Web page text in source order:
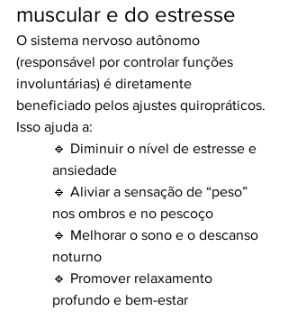
muscular e do estresse
O sistema nervoso autônomo
(responsável por controlar funções
involuntárias) é diretamente
beneficiado pelos ajustes quiropráticos.
Isso ajuda a:
🔹 Diminuir o nível de estresse e
ansiedade
🔹 Aliviar a sensação de “peso”
nos ombros e no pescoço
🔹 Melhorar o sono e o descanso
noturno
🔹 Promover relaxamento
profundo e bem-estar